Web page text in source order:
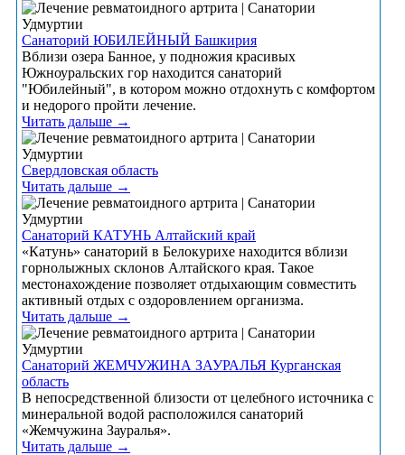
Санаторий ЮБИЛЕЙНЫЙ Башкирия
Вблизи озера Банное, у подножия красивых
Южноуральских гор находится санаторий
"Юбилейный", в котором можно отдохнуть с комфортом
и недорого пройти лечение.
Читать дальше →
Свердловская область
Читать дальше →
Санаторий КАТУНЬ Алтайский край
«Катунь» санаторий в Белокурихе находится вблизи
горнолыжных склонов Алтайского края. Такое
местонахождение позволяет отдыхающим совместить
активный отдых с оздоровлением организма.
Читать дальше →
Санаторий ЖЕМЧУЖИНА ЗАУРАЛЬЯ Курганская
область
В непосредственной близости от целебного источника с
минеральной водой расположился санаторий
«Жемчужина Зауралья».
Читать дальше →